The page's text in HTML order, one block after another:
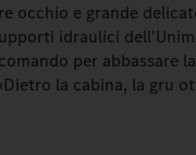
occhio e grande
idraulici
per abbassare
la cabina, la gru